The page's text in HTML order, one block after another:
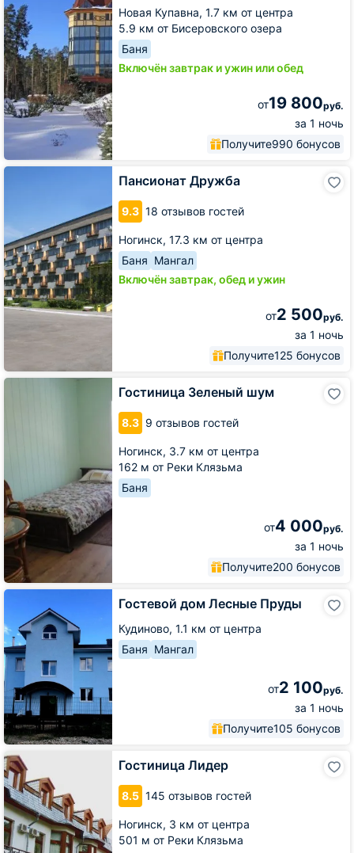
Новая Купавна, 1.7 км от центра
5.9 км от Бисеровского озера
Баня
Включён завтрак и ужин или обед
от19 800руб.
за 1 ночь
Получите990 бонусов
Пансионат Дружба
9.3 18 отзывов гостей
Ногинск, 17.3 км от центра
Баня Мангал
Включён завтрак, обед и ужин
от2 500руб.
за 1 ночь
Получите125 бонусов
Пансионат
Гостиница Зеленый шум
8.3 9 отзывов гостей
Ногинск, 3.7 км от центра
162 м от Реки Клязьма
Баня
от4 000руб.
за 1 ночь
Получите200 бонусов
Гостиница
Гостевой дом Лесные Пруды
Кудиново, 1.1 км от центра
Баня Мангал
от2 100руб.
за 1 ночь
Получите105 бонусов
Гостевой
Лесные
Пруды
Гостиница Лидер
8.5 145 отзывов гостей
Ногинск, 3 км от центра
501 м от Реки Клязьма
Гостиница
Лидер